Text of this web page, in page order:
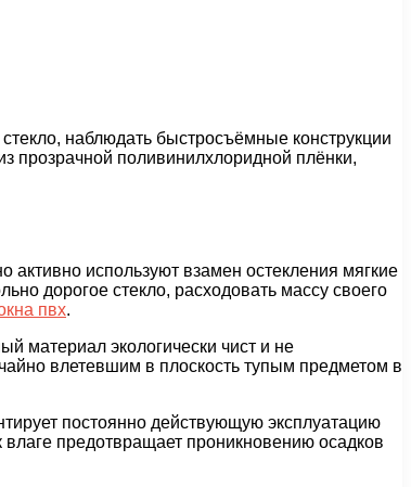
наблюдать быстросъёмные конструкции
прозрачной поливинилхлоридной плёнки,
активно используют взамен остекления мягкие
дорогое стекло, расходовать массу своего
пвх.
материал экологически чист и не
влетевшим в плоскость тупым предметом в
постоянно действующую эксплуатацию
предотвращает проникновению осадков